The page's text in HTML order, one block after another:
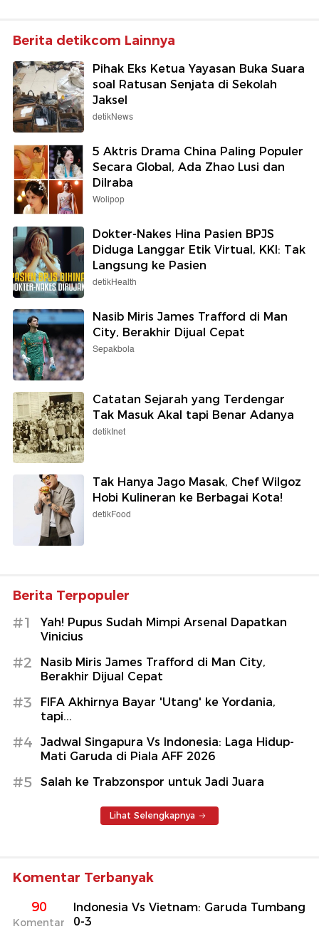
Berita detikcom Lainnya
Pihak Eks Ketua Yayasan Buka Suara
soal Ratusan Senjata di Sekolah
Jaksel
detikNews
5 Aktris Drama China Paling Populer
Secara Global, Ada Zhao Lusi dan
Dilraba
Wolipop
Dokter-Nakes Hina Pasien BPJS
Diduga Langgar Etik Virtual, KKI: Tak
Langsung ke Pasien
detikHealth
Nasib Miris James Trafford di Man
City, Berakhir Dijual Cepat
Sepakbola
Catatan Sejarah yang Terdengar
Tak Masuk Akal tapi Benar Adanya
detikInet
Tak Hanya Jago Masak, Chef Wilgoz
Hobi Kulineran ke Berbagai Kota!
detikFood
Berita Terpopuler
#1
Yah! Pupus Sudah Mimpi Arsenal Dapatkan
Vinicius
#2
Nasib Miris James Trafford di Man City,
Berakhir Dijual Cepat
#3
FIFA Akhirnya Bayar 'Utang' ke Yordania,
tapi...
#4
Jadwal Singapura Vs Indonesia: Laga Hidup-
Mati Garuda di Piala AFF 2026
#5 Salah ke Trabzonspor untuk Jadi Juara
Lihat Selengkapnya
Komentar Terbanyak
90
Komentar
Indonesia Vs Vietnam: Garuda Tumbang
0-3